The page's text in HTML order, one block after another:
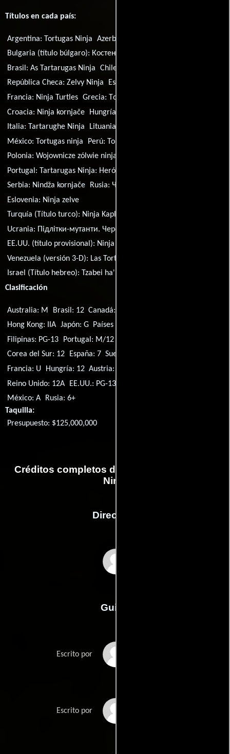
Títulos en cada país:
Argentina: Tortugas Ninja Azerbaiyán:
Bulgaria (título búlgaro): Костенурките нинджа
Brasil:As Tartarugas Ninja Chile:
República Checa:Zelvy Ninja España:
Francia: Ninja Turtles Grecia: Τα χελωνονιντζάκια
Croacia: Ninja kornjače Hungría:
Italia: Tartarughe Ninja Lituania:
México:Tortugas ninja Perú: Tortugas ninja
Polonia:Wojownicze zólwie ninja
Portugal: Tartarugas Ninja: Heróis Mutantes
Serbia: Nindža kornjače Rusia: Черепашки-ниндзя
Eslovenia: Ninja zelve
Turquía (Título turco): Ninja Kaplumbagalar
Ucrania: Пiдлiтки-мутанти. Черепашки-нiндзя
EE.UU. (título provisional): Ninja Turtles
Venezuela (versión 3-D): Las Tortugas Ninja 3D
Israel (Título hebreo): Tzabei ha'Ninja
Clasificación
Australia: M Brasil: 12 Canadá: PG
Hong Kong: IIA Japón: G Países Bajos: 12
Filipinas: PG-13
Portugal: M/12
Corea del Sur: 12
España: 7 Suecia: 11
Francia: U
Hungría: 12 Austria: 12
Reino Unido: 12A
EE.UU.: PG-13
México: A
Rusia: 6+
Taquilla:
Presupuesto: $125,000,000
Créditos completos de la película Tortugas
Ninja
Dirección
Guión
Escrito por
Escrito por